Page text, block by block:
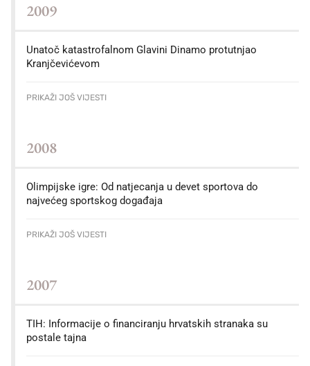
2009
Unatoč katastrofalnom Glavini Dinamo protutnjao
Kranjčevićevom
PRIKAŽI JOŠ VIJESTI
2008
Olimpijske igre: Od natjecanja u devet sportova do
najvećeg sportskog događaja
PRIKAŽI JOŠ VIJESTI
2007
TIH: Informacije o financiranju hrvatskih stranaka su
postale tajna